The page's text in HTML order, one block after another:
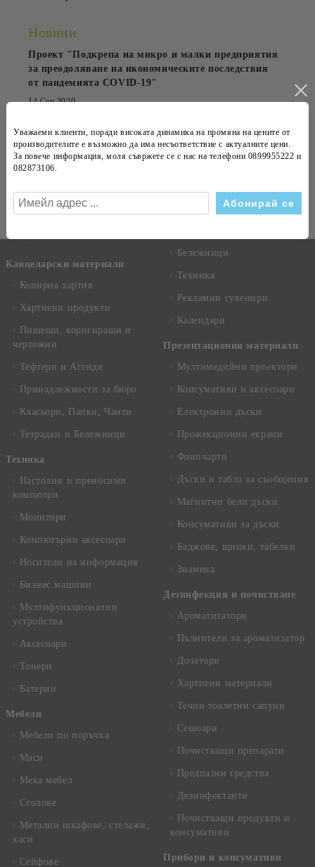
Новини
Проект "Подкрепа на микро и малки предприятия
за преодоляване на икономическите последствия
от пандемията COVID-19"
14 Сеп 2020
OfficePrestige обзаведе Kaneff Center
23 Апр 2015
Виж всички
Канцеларски материали
Копирна хартия
Хартиени продукти
Пишещи, коригиращи и
чертожни
Тефтери и Агенди
Принадлежности за бюро
Класьори, Папки, Чанти
Тетрадки и Бележници
Техника
Настолни и преносими
компютри
Монитори
Компютърни аксесоари
Носители на информация
Бизнес машини
Мултифункционални
устройства
Аксесоари
Тонери
Батерии
Mебели
Мебели по поръчка
Маси
Мека мебел
Столове
Метални шкафове, стелажи,
каси
Сейфове
Бележници
Техника
Рекламни сувенири
Календари
Презентационни материали
Мултимедийни проектори
Консумативи и аксесоари
Електронни дъски
Прожекционни екрани
Флипчарти
Дъски и табла за съобщения
Магнитни бели дъски
Консумативи за дъски
Баджове, щипки, табелки
Знамена
Дезинфекция и почистване
Ароматизатори
Пълнители за ароматизатор
Дозатори
Хартиени материали
Течни тоалетни сапуни
Сешоари
Почистващи препарати
Предпазни средства
Дезинфектанти
Почистващи продукти и
консумативи
Прибори и консумативи
Уважаеми клиенти, поради високата динамика на промяна на цените от
производителите е възможно да има несъответствие с актуалните цени.
За повече информация, моля съвржете се с нас на телефони 0899955222 и
082873106.